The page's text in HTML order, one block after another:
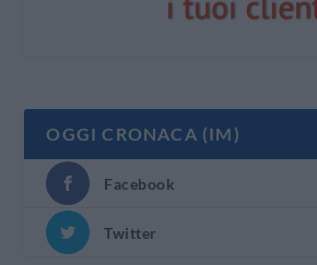
OGGI CRONACA (IM)
Facebook
Twitter